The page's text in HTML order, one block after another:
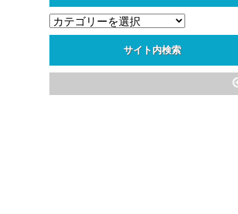
カ
テ
サイト内検索